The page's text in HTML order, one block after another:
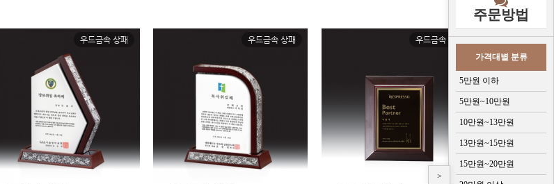
>
주문방법
가격대별 분류
5만원 이하
5만원~10만원
10만원~13만원
13만원~15만원
15만원~20만원
우드금속 상패 우드금속 상패 우드금속 상패